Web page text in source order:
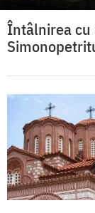
Întâlnirea cu